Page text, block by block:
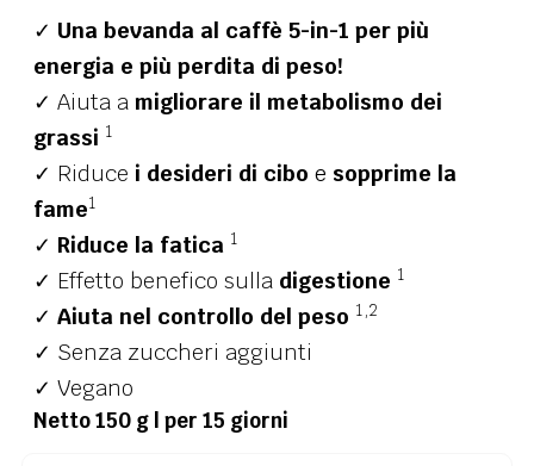
✓ Una bevanda al caffè 5-in-1 per più
energia e più perdita di peso!
✓ Aiuta a migliorare il metabolismo dei
grassi 1
✓ Riduce i desideri di cibo e sopprime la
fame1
✓ Riduce la fatica 1
✓ Effetto benefico sulla digestione 1
✓ Aiuta nel controllo del peso 1,2
✓ Senza zuccheri aggiunti
✓ Vegano
Netto 150 g | per 15 giorni